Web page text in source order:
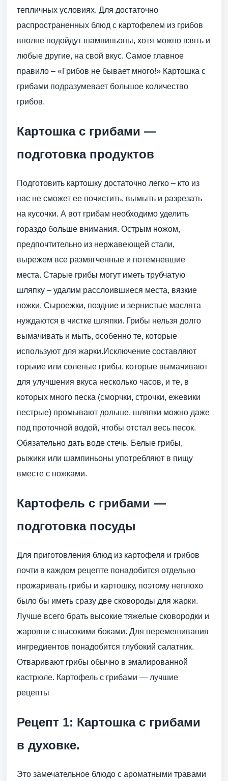
тепличных условиях. Для достаточно
распространенных блюд с картофелем из грибов
вполне подойдут шампиньоны, хотя можно взять и
любые другие, на свой вкус. Самое главное
правило – «Грибов не бывает много!» Картошка с
грибами подразумевает большое количество
грибов.
Картошка с грибами —
подготовка продуктов
Подготовить картошку достаточно легко – кто из
нас не сможет ее почистить, вымыть и разрезать
на кусочки. А вот грибам необходимо уделить
гораздо больше внимания. Острым ножом,
предпочтительно из нержавеющей стали,
вырежем все размягченные и потемневшие
места. Старые грибы могут иметь трубчатую
шляпку – удалим расслоившиеся места, вязкие
ножки. Сыроежки, поздние и зернистые маслята
нуждаются в чистке шляпки. Грибы нельзя долго
вымачивать и мыть, особенно те, которые
используют для жарки.Исключение составляют
горькие или соленые грибы, которые вымачивают
для улучшения вкуса несколько часов, и те, в
которых много песка (сморчки, строчки, ежевики
пестрые) промывают дольше, шляпки можно даже
под проточной водой, чтобы отстал весь песок.
Обязательно дать воде стечь. Белые грибы,
рыжики или шампиньоны употребляют в пищу
вместе с ножками.
Картофель с грибами —
подготовка посуды
Для приготовления блюд из картофеля и грибов
почти в каждом рецепте понадобится отдельно
прожаривать грибы и картошку, поэтому неплохо
было бы иметь сразу две сковороды для жарки.
Лучше всего брать высокие тяжелые сковородки и
жаровни с высокими боками. Для перемешивания
ингредиентов понадобится глубокий салатник.
Отваривают грибы обычно в эмалированной
кастрюле. Картофель с грибами — лучшие
рецепты
Рецепт 1: Картошка с грибами
в духовке.
Это замечательное блюдо с ароматными травами